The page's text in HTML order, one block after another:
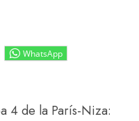
WhatsApp
4 de la París-Niza: